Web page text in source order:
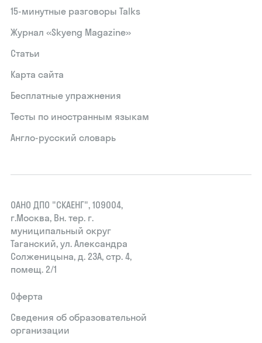
15‑минутные разговоры Talks
Журнал «Skyeng Magazine»
Статьи
Карта сайта
Бесплатные упражнения
Тесты по иностранным языкам
Англо-русский словарь
ОАНО ДПО "СКАЕНГ", 109004,
г.Москва, Вн. тер. г.
муниципальный округ
Таганский, ул. Александра
Солженицына, д. 23А, стр. 4,
помещ. 2/1
Оферта
Сведения об образовательной
организации